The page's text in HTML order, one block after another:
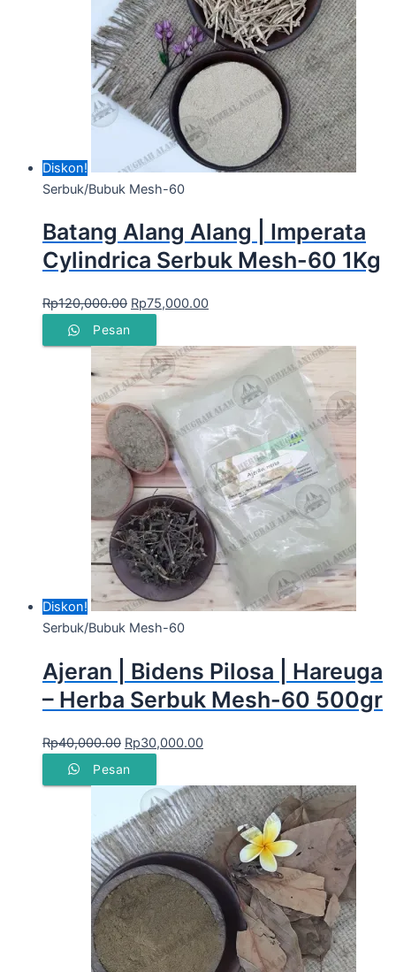
Diskon!
Serbuk/Bubuk Mesh-60
Batang Alang Alang | Imperata
Cylindrica Serbuk Mesh-60 1Kg
Rp120,000.00 Rp75,000.00
Pesan
Diskon!
Serbuk/Bubuk Mesh-60
Ajeran | Bidens Pilosa | Hareuga
– Herba Serbuk Mesh-60 500gr
Rp40,000.00 Rp30,000.00
Pesan